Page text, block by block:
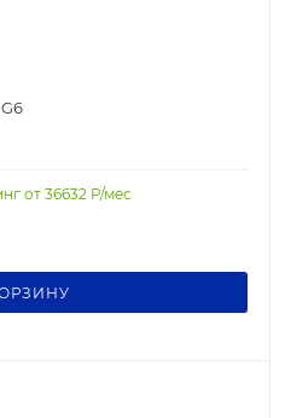
от 36632 Р/мес